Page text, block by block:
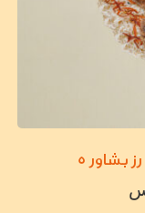
بشاور 5